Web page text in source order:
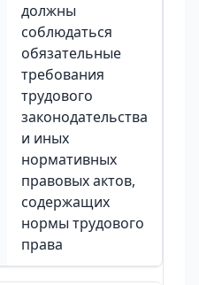
должны
соблюдаться
обязательные
требования
трудового
законодательства
и иных
нормативных
правовых актов,
содержащих
нормы трудового
права